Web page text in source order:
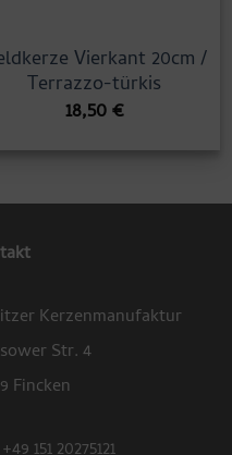
Vierkant 20cm /
Terrazzo-türkis
18,50€
Kerzenmanufaktur
Str. 4
Fincken